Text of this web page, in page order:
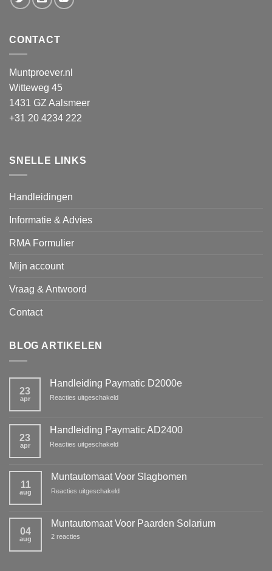
CONTACT
Muntproever.nl
Witteweg 45
1431 GZ Aalsmeer
+31 20 4234 222
SNELLE LINKS
Handleidingen
Informatie & Advies
RMA Formulier
Mijn account
Vraag & Antwoord
Contact
BLOG ARTIKELEN
23
apr
Handleiding Paymatic D2000e
Reacties uitgeschakeldvoor
D2000e
23
apr
Handleiding Paymatic AD2400
Reacties uitgeschakeldvoor
AD2400
11
aug
Muntautomaat Voor Slagbomen
Reacties uitgeschakeldvoor
Slagbomen
04
aug
Muntautomaat Voor Paarden Solarium
2 reacties